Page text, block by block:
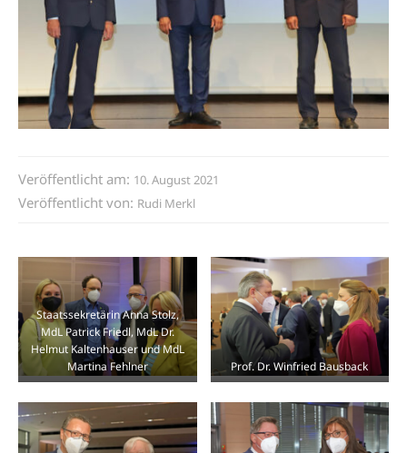
Veröffentlicht am: 10. August 2021
Veröffentlicht von: Rudi Merkl
Staatssekretärin Anna Stolz,
MdL Patrick Friedl, MdL Dr.
Helmut Kaltenhauser und MdL
Martina Fehlner
Prof. Dr. Winfried Bausback